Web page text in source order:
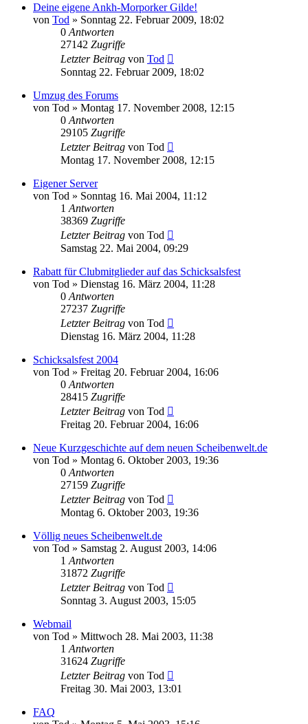
Deine eigene Ankh-Morporker Gilde!
von Tod » Sonntag 22. Februar 2009, 18:02
0 Antworten
27142 Zugriffe
Letzter Beitrag von Tod
Sonntag 22. Februar 2009, 18:02
Umzug des Forums
von Tod » Montag 17. November 2008, 12:15
0 Antworten
29105 Zugriffe
Letzter Beitrag von Tod
Montag 17. November 2008, 12:15
Eigener Server
von Tod » Sonntag 16. Mai 2004, 11:12
1 Antworten
38369 Zugriffe
Letzter Beitrag von Tod
Samstag 22. Mai 2004, 09:29
Rabatt für Clubmitglieder auf das Schicksalsfest
von Tod » Dienstag 16. März 2004, 11:28
0 Antworten
27237 Zugriffe
Letzter Beitrag von Tod
Dienstag 16. März 2004, 11:28
Schicksalsfest 2004
von Tod » Freitag 20. Februar 2004, 16:06
0 Antworten
28415 Zugriffe
Letzter Beitrag von Tod
Freitag 20. Februar 2004, 16:06
Neue Kurzgeschichte auf dem neuen Scheibenwelt.de
von Tod » Montag 6. Oktober 2003, 19:36
0 Antworten
27159 Zugriffe
Letzter Beitrag von Tod
Montag 6. Oktober 2003, 19:36
Völlig neues Scheibenwelt.de
von Tod » Samstag 2. August 2003, 14:06
1 Antworten
31872 Zugriffe
Letzter Beitrag von Tod
Sonntag 3. August 2003, 15:05
Webmail
von Tod » Mittwoch 28. Mai 2003, 11:38
1 Antworten
31624 Zugriffe
Letzter Beitrag von Tod
Freitag 30. Mai 2003, 13:01
FAQ